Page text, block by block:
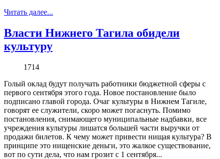
Читать далее...
Власти Нижнего Тагила обидели
культуру
1714
Голый оклад будут получать работники бюджетной сферы с
первого сентября этого года. Новое постановление было
подписано главой города. Очаг культуры в Нижнем Тагиле,
говорят ее служители, скоро может погаснуть. Помимо
постановления, снимающего муниципальные надбавки, все
учреждения культуры лишатся большей части выручки от
продажи билетов. К чему может привести нищая культура? В
принципе это нищенские деньги, это жалкое существование,
вот по сути дела, что нам грозит с 1 сентября...